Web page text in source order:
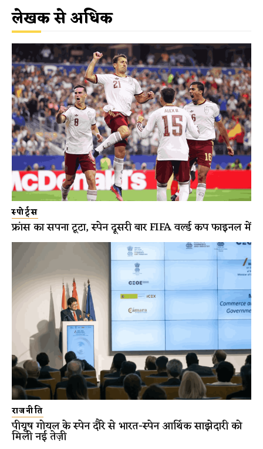
लेखक से अधिक
स्पोर्ट्स
फ्रांस का सपना टूटा, स्पेन दूसरी बार FIFA वर्ल्ड कप फाइनल में
राजनीति
पीयूष गोयल के स्पेन दौरे से भारत-स्पेन आर्थिक साझेदारी को
मिली नई तेज़ी